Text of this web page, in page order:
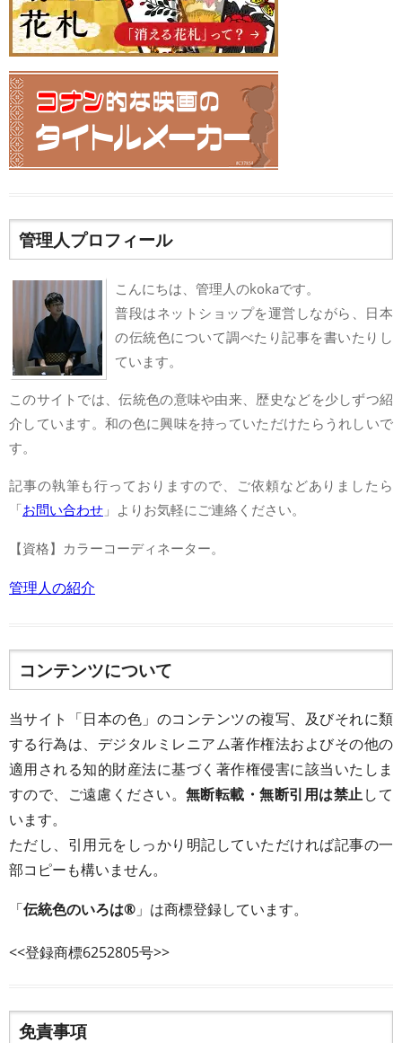
管理人プロフィール
こんにちは、管理人のkokaです。
普段はネットショップを運営しながら、日本
の伝統色について調べたり記事を書いたりし
ています。
このサイトでは、伝統色の意味や由来、歴史などを少しずつ紹
介しています。和の色に興味を持っていただけたらうれしいで
す。
記事の執筆も行っておりますので、ご依頼などありましたら
「お問い合わせ 」よりお気軽にご連絡ください。
【資格】カラーコーディネーター。
管理人の紹介
コンテンツについて
当サイト「日本の色」のコンテンツの複写、及びそれに類
する行為は、デジタルミレニアム著作権法およびその他の
適用される知的財産法に基づく著作権侵害に該当いたしま
すので、ご遠慮ください。 無断転載・無断引用は禁止して
います。
ただし、引用元をしっかり明記していただければ記事の一
部コピーも構いません。
「伝統色のいろは® 」は商標登録しています。
<<登録商標6252805号>>
免責事項